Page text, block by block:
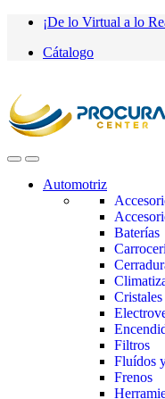
Saltar
navegación
saltar
contenido
¡De lo Virtual a lo
Cátalogo
Automotriz
Baterías
Cristales
Filtros
Fluídos
Frenos